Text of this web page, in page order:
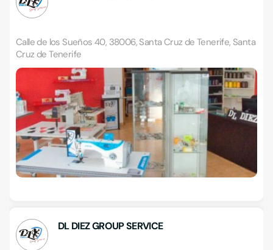
Calle de los Sueños 40, 38006, Santa Cruz de Tenerife, Santa
Cruz de Tenerife
DL DIEZ GROUP SERVICE